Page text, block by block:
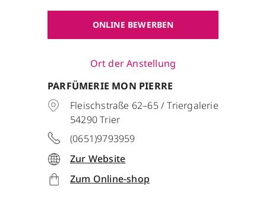
ONLINE BEWERBEN
Ort der Anstellung
PARFÜMERIE MON PIERRE
Fleischstraße 62–65 / Triergalerie
54290Trier
(0651)9793959
Zur Website
Zum Online-shop